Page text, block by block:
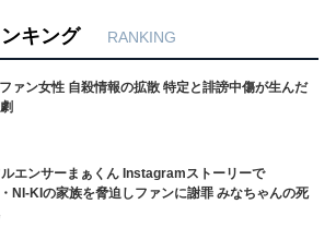
キング RANKING
ァン女性 自殺情報の拡散 特定と誹謗中傷が生んだ
エンサーまぁくん Instagramストーリーで
NI-KIの家族を脅迫しファンに謝罪 みなちゃんの死